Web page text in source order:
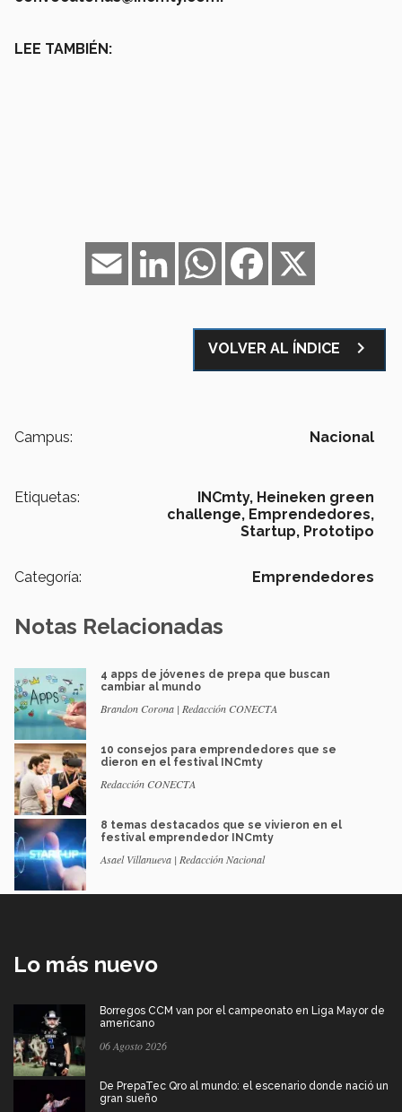
LEE TAMBIÉN:
Facebook
WhatsApp
LinkedIn
Email
VOLVER AL ÍNDICE navigate_next
Campus: Nacional
Etiquetas: INCmty, Heineken green
challenge, Emprendedores,
Startup, Prototipo
Categoría: Emprendedores
Notas Relacionadas
4 apps de jóvenes de prepa que buscan
cambiar al mundo
Brandon Corona | Redacción CONECTA
10 consejos para emprendedores que se
dieron en el festival INCmty
Redacción CONECTA
8 temas destacados que se vivieron en el
festival emprendedor INCmty
Asael Villanueva | Redacción Nacional
Lo más nuevo
Borregos CCM van por el campeonato en Liga Mayor de
americano
06 Agosto 2026
De PrepaTec Qro al mundo: el escenario donde nació un
gran sueño